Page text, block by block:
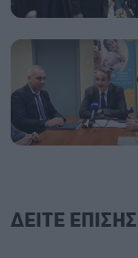
ΔΕΙΤΕ ΕΠΙΣΗΣ